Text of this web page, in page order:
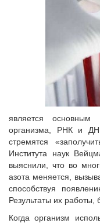
является основным
организма, РНК и
стремятся
Института наук
выяснили, что во
азота меняется,
способствуя
Результаты их работы,
Когда организм